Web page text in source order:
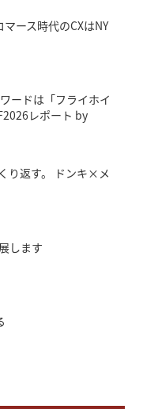
ース時代のCXはNY
ードは「フライホイ
レポート by
り返す。 ドンキ×メ
します